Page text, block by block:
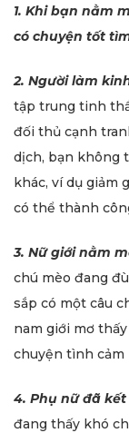
1. Khi bạn nằm
có chuyện tốt
2. Người làm
tập trung tinh
đối thủ cạnh
dịch, bạn không
khác, ví dụ giảm
có thể thành
3. Nữ giới nằm
chú mèo đang
sắp có một câu
nam giới mơ
chuyện tình cảm
4. Phụ nữ đã
đang thấy khó